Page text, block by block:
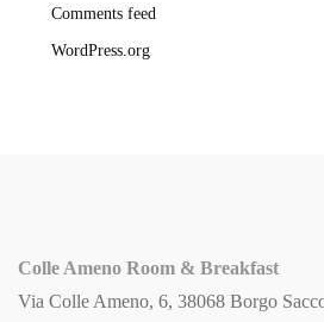
Comments feed
WordPress.org
Colle Ameno Room & Breakfast
Via Colle Ameno, 6, 38068 Borgo